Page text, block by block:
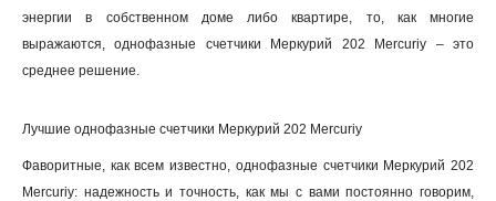
энергии в собственном доме либо квартире, то, как многие
выражаются, однофазные счетчики Меркурий 202 Mercuriy – это
среднее решение.
Лучшие однофазные счетчики Меркурий 202 Mercuriy
Фаворитные, как всем известно, однофазные счетчики Меркурий 202
Mercuriy: надежность и точность, как мы с вами постоянно говорим,